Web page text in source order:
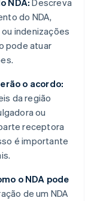
NDA: Descreva
do NDA,
indenizações
pode atuar
o acordo:
da região
ou
receptora
é importante
o NDA pode
de um NDA